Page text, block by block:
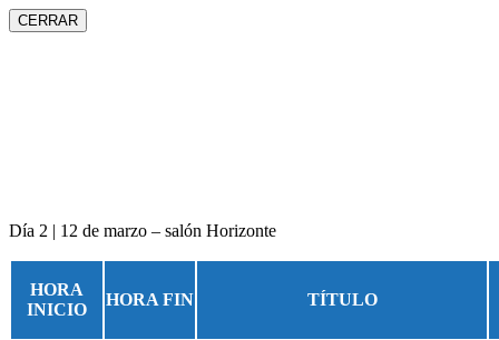
CERRAR
Día 2 | 12 de marzo – salón Horizonte
HORA
INICIO
HORA FIN TÍTULO